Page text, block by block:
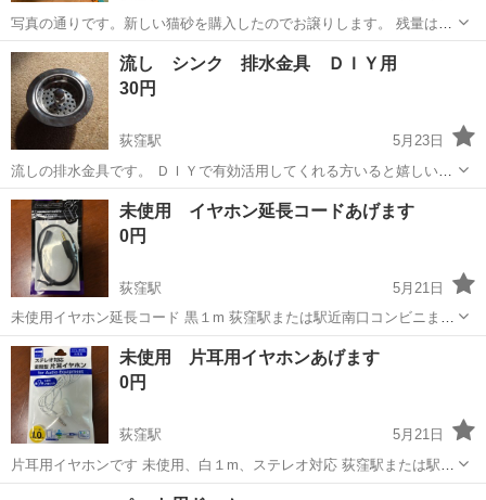
写真の通りです。新しい猫砂を購入したのでお譲りします。 残量は1
／3はあるかと思います。 自宅付近での非対面取引になります！
東京 杉並区 その他 臭い
流し シンク 排水金具 ＤＩＹ用
30円
荻窪駅
5月23日
流しの排水金具です。 ＤＩＹで有効活用してくれる方いると嬉しいで
す。 サイズ： 直径 １０㎝、 高 ４．５㎝ 受渡しは杉並区のコ
ンビニ駐車場を考えています。
東京 杉並区 荻窪駅 その他 DIY
未使用 イヤホン延長コードあげます
0円
荻窪駅
5月21日
未使用イヤホン延長コード 黒１m 荻窪駅または駅近南口コンビニまで
いらしていただける方でお願いいたします NC,NRでお願いいたします
東京 杉並区 荻窪駅 その他 延長コード
未使用 片耳用イヤホンあげます
0円
荻窪駅
5月21日
片耳用イヤホンです 未使用、白１m、ステレオ対応 荻窪駅または駅近
南口コンビニまでいらしていただける方でお願いいたします NC,NRで
荻窪駅